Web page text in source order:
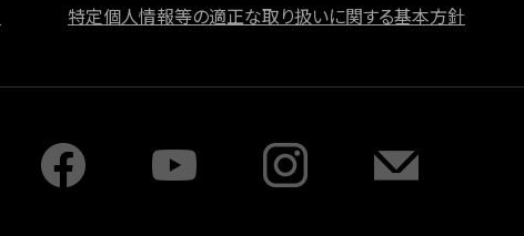
特定個人情報等の適正な取り扱いに関する基本方針